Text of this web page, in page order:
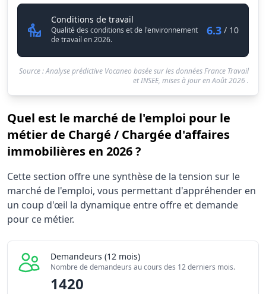
Conditions de travail
Qualité des conditions et de l'environnement
de travail en 2026.
6.3 / 10
Source : Analyse prédictive Vocaneo basée sur les données France Travail
et INSEE, mises à jour enAoût 2026.
Quel est le marché de l'emploi pour le
métier de Chargé / Chargée d'affaires
immobilières en 2026 ?
Statistiques recrutement Chargé / Chargée d'affaires
Indicateur
Demandeurs d'emploi (12 mois)
1420
Offres publiées (12 mois)
Indice de tension globale
Cette section offre une synthèse de la tension sur le
marché de l'emploi, vous permettant d'appréhender en
un coup d'œil la dynamique entre offre et demande
pour ce métier.
Demandeurs (12 mois)
Nombre de demandeurs au cours des 12 derniers mois.
1420